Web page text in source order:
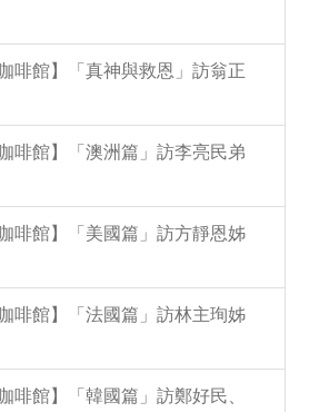
啡館】「真神與救恩」訪翁正
啡館】「澳洲篇」訪李亮民弟
啡館】「美國篇」訪方靜恩姊
啡館】「法國篇」訪林主珣姊
啡館】「韓國篇」訪鄭好民、